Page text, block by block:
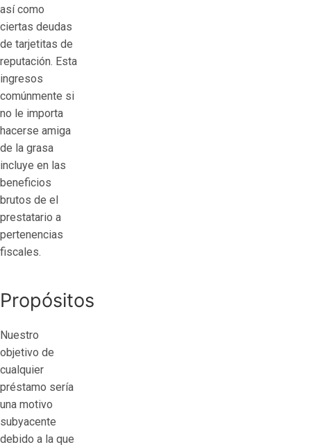
así­ como
ciertas deudas
de tarjetitas de
reputación. Esta
ingresos
comúnmente si
no le importa
hacerse amiga
de la grasa
incluye en las
beneficios
brutos de el
prestatario a
pertenencias
fiscales.
Propósitos
Nuestro
objetivo de
cualquier
préstamo serí­a
una motivo
subyacente
debido a la que